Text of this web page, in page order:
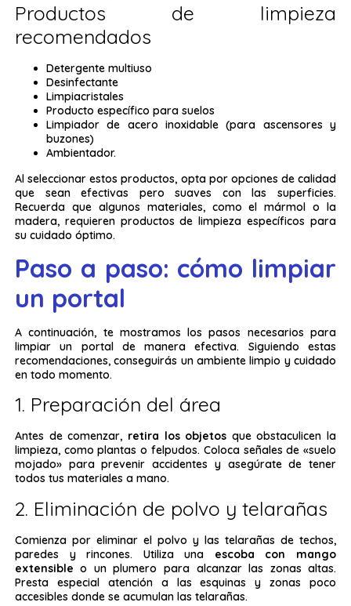
Productos de limpieza
recomendados
Detergente multiuso
Desinfectante
Limpiacristales
Producto específico para suelos
Limpiador de acero inoxidable (para ascensores y
buzones)
Ambientador.
Al seleccionar estos productos, opta por opciones de calidad
que sean efectivas pero suaves con las superficies.
Recuerda que algunos materiales, como el mármol o la
madera, requieren productos de limpieza específicos para
su cuidado óptimo.
Paso a paso: cómo limpiar
un portal
A continuación, te mostramos los pasos necesarios para
limpiar un portal de manera efectiva. Siguiendo estas
recomendaciones, conseguirás un ambiente limpio y cuidado
en todo momento.
1. Preparación del área
Antes de comenzar, retira los objetos que obstaculicen la
limpieza, como plantas o felpudos. Coloca señales de «suelo
mojado» para prevenir accidentes y asegúrate de tener
todos tus materiales a mano.
2. Eliminación de polvo y telarañas
Comienza por eliminar el polvo y las telarañas de techos,
paredes y rincones. Utiliza una escoba con mango
extensible o un plumero para alcanzar las zonas altas.
Presta especial atención a las esquinas y zonas poco
accesibles donde se acumulan las telarañas.